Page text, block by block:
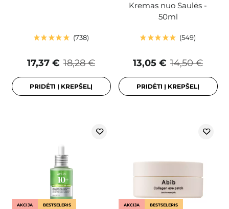
738
18,28 €
17,37 €
PRIDĖTI Į KREPŠELĮ
Kremas nuo Saulės -
50ml
549
14,50 €
13,05 €
PRIDĖTI Į KREPŠELĮ
AKCIJA BESTSELERIS AKCIJA BESTSELERIS